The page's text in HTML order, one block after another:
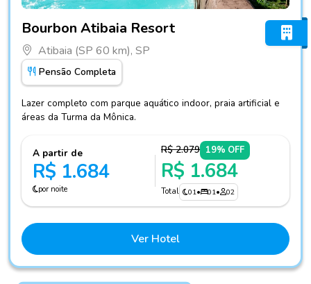
Bourbon Atibaia Resort
Atibaia (SP 60 km), SP
Pensão Completa
Lazer completo com parque aquático indoor, praia artificial e
áreas da Turma da Mônica.
A partir de
R$ 1.684
por noite
R$ 2.079 19% OFF
R$ 1.684
Total 01• 01• 02
Ver Hotel